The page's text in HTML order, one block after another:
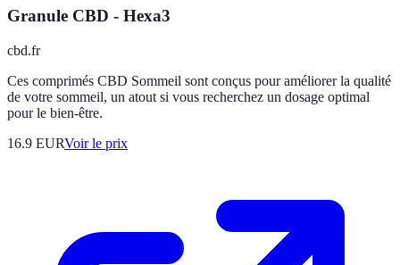
Granule CBD - Hexa3
cbd.fr
Ces comprimés CBD Sommeil sont conçus pour améliorer la qualité
de votre sommeil, un atout si vous recherchez un dosage optimal
pour le bien-être.
16.9 EURVoir le prix